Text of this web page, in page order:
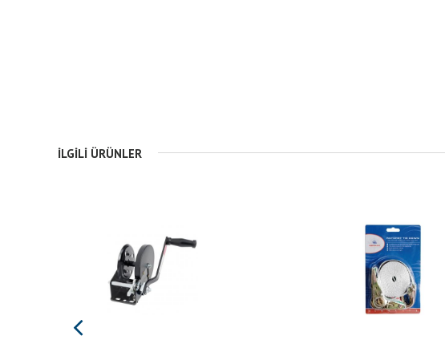
İLGILI ÜRÜNLER